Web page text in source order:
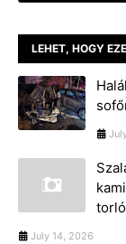
LEHET, HOGY
July 14, 2026